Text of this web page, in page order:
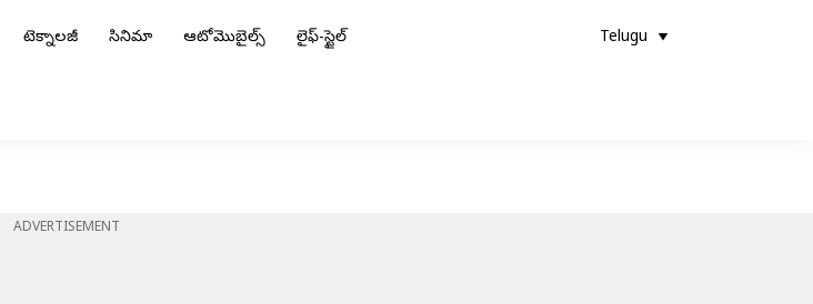
టెక్నాలజీ సినిమా ఆటోమొబైల్స్ లైఫ్-స్టైల్ Telugu
ADVERTISEMENT